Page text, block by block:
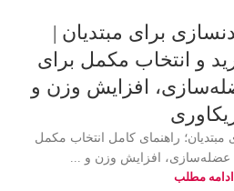
برای مبتدیان |
و انتخاب مکمل برای
افزایش وزن و
راهنمای کامل انتخاب مکمل
افزایش وزن و ...
ادامه مطلب